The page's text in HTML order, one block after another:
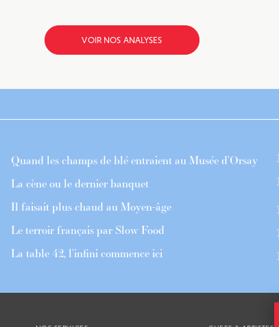
VOIR NOS ANALYSES
Quand les champs de blé entraient au Musée d’Orsay
La cène ou le dernier banquet
Il faisait plus chaud au Moyen-âge
Le terroir français par Slow Food
La table 42, l’infini commence ici